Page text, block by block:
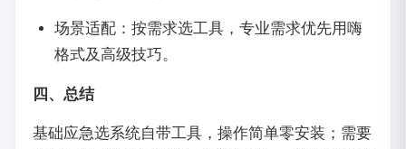
场景适配：按需求选工具，专业需求优先用嗨
格式及高级技巧。
四、总结
基础应急选系统自带工具，操作简单零安装；需要